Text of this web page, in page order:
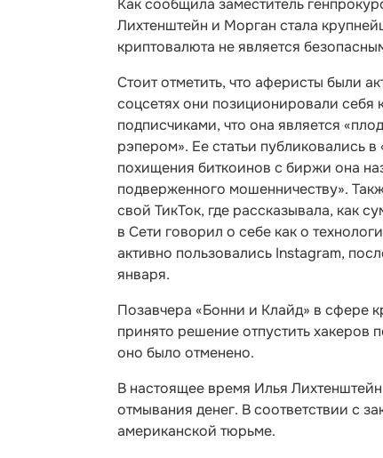
Как сообщила заместитель
Лихтенштейн и Морган стала
криптовалюта не является
Стоит отметить, что аферисты были
соцсетях они позиционировали
подписчиками, что она является
рэпером». Ее статьи публиковались
похищения биткоинов с биржи она
подверженного мошенничеству».
свой ТикТок, где рассказывала, как
в Сети говорил о себе как о
активно пользовались Instagram,
января.
Позавчера «Бонни и Клайд» в сфере
принято решение отпустить
оно было отменено.
В настоящее время Илья
отмывания денег. В соответствии с
американской тюрьме.